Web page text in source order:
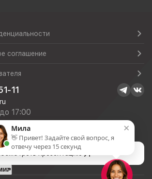
соглашение
11
17:00
×
Мила
👋 Привет! Задайте свой вопрос, я
отвечу через 15 секунд